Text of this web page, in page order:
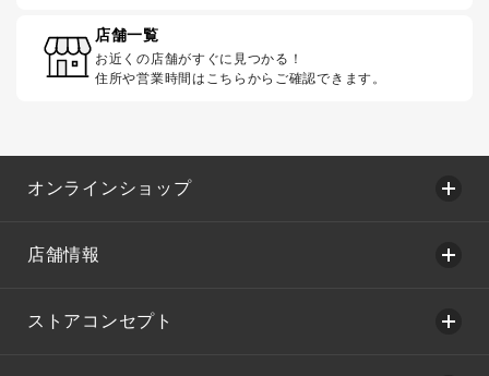
店舗一覧
お近くの店舗がすぐに見つかる！
住所や営業時間はこちらからご確認できます。
オンラインショップ
店舗情報
ストアコンセプト